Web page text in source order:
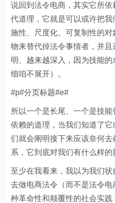
说回到法令电商，其实它所
代道理，它就是可以或许把
施性、尺度化、可复制性的
物来替代掉法令事情者，并
明、越来越深入，因为技能
细咱不展开）。
#p#分页标题#e#
所以一个是长尾、一个是技
依赖的道理，当我们知道了
们就会阐明接下来应该奈何
系，它到底对我们有什么样的
至少在我看来，我以为我们
去做电商法令（而不是法令
种革命性和颠覆性的社会实